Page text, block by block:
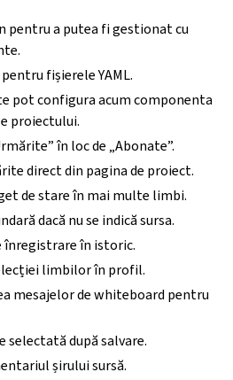
pentru a putea fi gestionat cu
fișierele YAML.
pot configura acum componenta
proiectului.
în loc de „Abonate”.
direct din pagina de proiect.
de stare în mai multe limbi.
dacă nu se indică sursa.
înregistrare în istoric.
limbilor în profil.
mesajelor de whiteboard pentru
după salvare.
șirului sursă.